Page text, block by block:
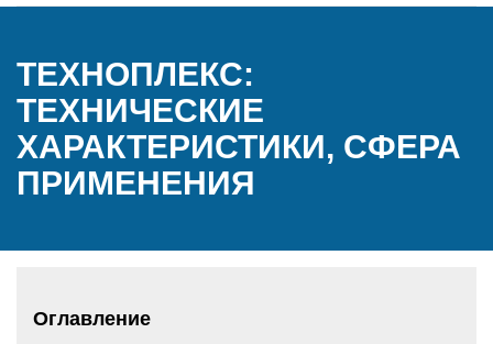
ТЕХНОПЛЕКС:
ТЕХНИЧЕСКИЕ
ХАРАКТЕРИСТИКИ, СФЕРА
ПРИМЕНЕНИЯ
Оглавление